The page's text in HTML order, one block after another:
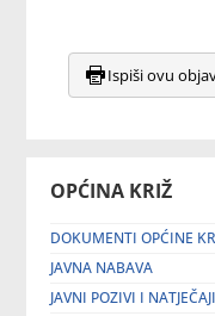
OPĆINA KRIŽ
DOKUMENTI OPĆINE
JAVNA NABAVA
JAVNI POZIVI I NATJEČAJI
Ispiši ovu